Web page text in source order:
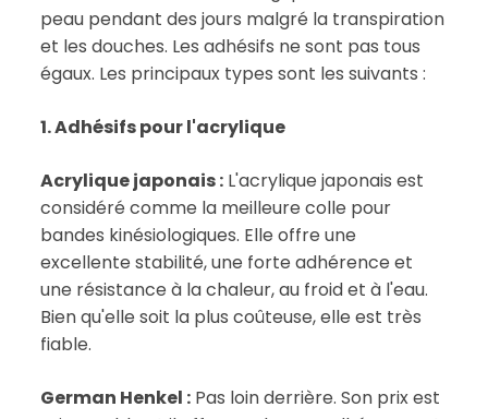
peau pendant des jours malgré la transpiration
et les douches. Les adhésifs ne sont pas tous
égaux. Les principaux types sont les suivants :
1. Adhésifs pour l'acrylique
Acrylique japonais :L'acrylique japonais est
considéré comme la meilleure colle pour
bandes kinésiologiques. Elle offre une
excellente stabilité, une forte adhérence et
une résistance à la chaleur, au froid et à l'eau.
Bien qu'elle soit la plus coûteuse, elle est très
fiable.
German Henkel :Pas loin derrière. Son prix est